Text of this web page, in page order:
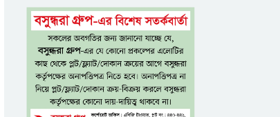
এসএসসি ও
সমমানের ফল
সোমবার, জানা
যাবে ৩ উপায়ে
একই খাটে মা-